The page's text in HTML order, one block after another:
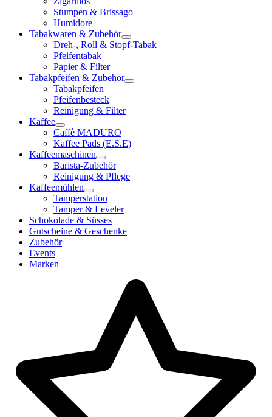
Stumpen & Brissago
Humidore
Tabakwaren & Zubehör
Dreh-, Roll & Stopf-Tabak
Pfeifentabak
Papier & Filter
Tabakpfeifen & Zubehör
Tabakpfeifen
Pfeifenbesteck
Reinigung & Filter
Kaffee
Caffè MADURO
Kaffee Pads (E.S.E)
Kaffeemaschinen
Barista-Zubehör
Reinigung & Pflege
Kaffeemühlen
Tamperstation
Tamper & Leveler
Schokolade & Süsses
Gutscheine & Geschenke
Zubehör
Events
Marken